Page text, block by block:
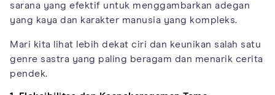
sarana yang efektif untuk menggambarkan adegan
yang kaya dan karakter manusia yang kompleks.
Mari kita lihat lebih dekat ciri dan keunikan salah satu
genre sastra yang paling beragam dan menarik cerita
pendek.